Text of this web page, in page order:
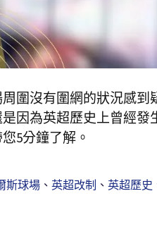
圍沒有圍網的狀況感
因為英超歷史上曾經
5分鐘了解。
斯球場、 英超改制 、 英超歷史